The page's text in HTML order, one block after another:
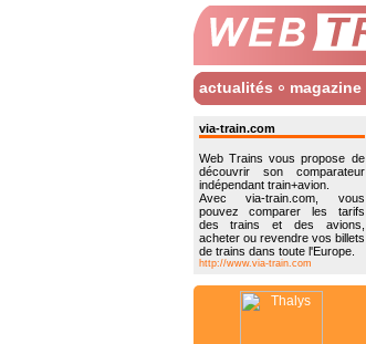
actualités magazine
via-train.com
Web Trains vous propose de
découvrir son comparateur
indépendant train+avion.
Avec via-train.com, vous
pouvez comparer les tarifs
des trains et des avions,
acheter ou revendre vos billets
de trains dans toute l'Europe.
http://www.via-train.com